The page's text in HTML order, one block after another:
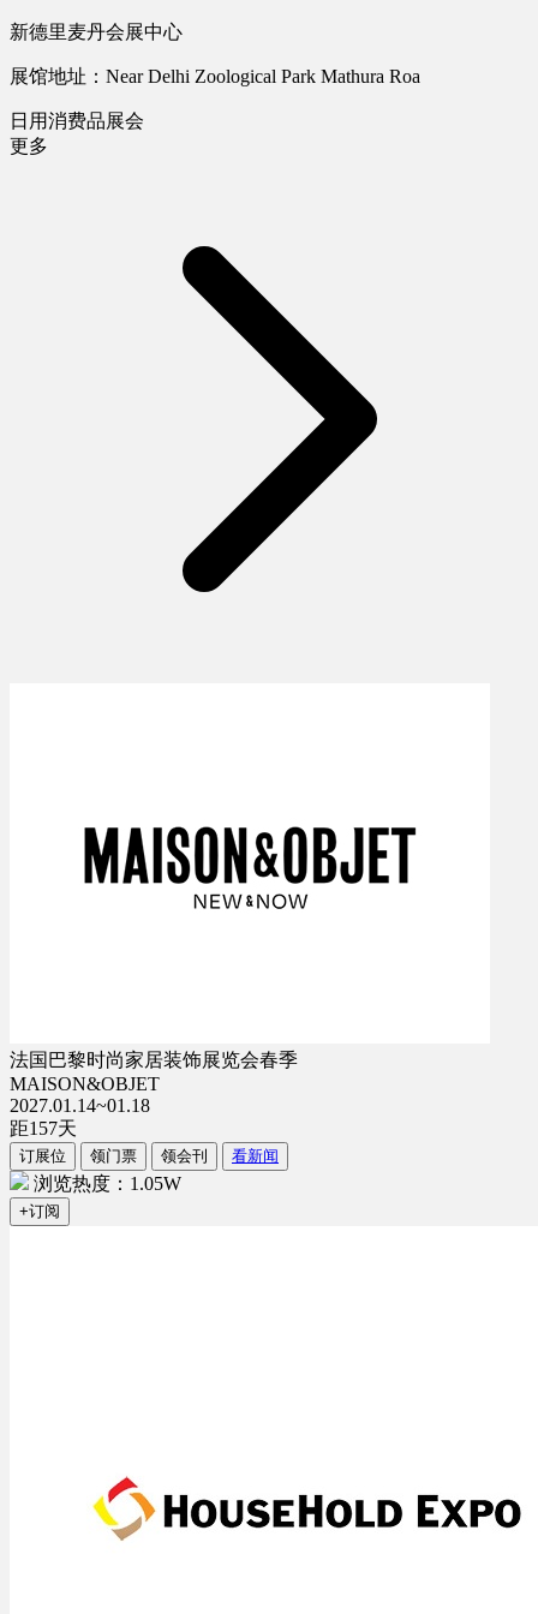
新德里麦丹会展中心
展馆地址：Near Delhi Zoological Park Mathura Roa
日用消费品展会
更多
法国巴黎时尚家居装饰展览会春季
MAISON&OBJET
2027.01.14~01.18
距157天
订展位 领门票 领会刊 看新闻
浏览热度：1.05W
+订阅